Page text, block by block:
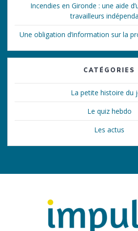
Incendies en Gironde : une aide
travailleurs
Une obligation d’information sur la
CATÉGORIES
La petite histoire du
Le quiz hebdo
Les actus